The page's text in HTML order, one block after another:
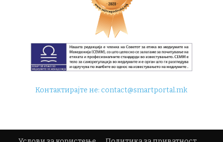
Контактирајте не:contact@smartportal.mk